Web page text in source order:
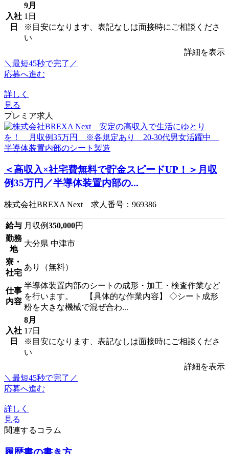
入社
日
9月
1日
※目安になります、表記なしは面接時にご相談くださ
い
詳細を表示
＼最短45秒で完了／
応募へ進む
詳しく
見る
プレミア求人
＜高収入×社宅費無料で貯金スピードUP！＞月収
例35万円／半導体装置内部の...
株式会社BREXA Next 求人番号：969386
給与 月収例350,000円
勤務
地
大分県 中津市
寮・
社宅
あり（無料）
仕事
内容
半導体装置内部のシートの成形・加工・検査作業など
を行います。 【具体的な作業内容】 ◇シート成形
粉を大きな機械で混ぜ合わ...
入社
日
8月
17日
※目安になります、表記なしは面接時にご相談くださ
い
詳細を表示
＼最短45秒で完了／
応募へ進む
詳しく
見る
関連するコラム